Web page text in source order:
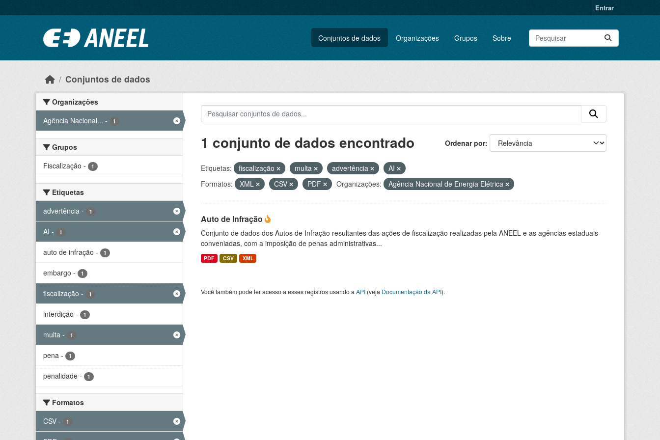
Entrar
Conjuntos de dados Organizações Grupos Sobre
Conjuntos de dados
Organizações
Agência Nacional... - 1
Grupos
Fiscalização - 1
Etiquetas
advertência - 1
AI - 1
auto de infração - 1
embargo - 1
fiscalização - 1
interdição - 1
multa - 1
pena - 1
penalidade - 1
Formatos
CSV - 1
Ordenar por
1 conjunto de dados encontrado
Etiquetas: fiscalização multa advertência
AI
Formatos:
XML CSV PDF Organizações: Agência Nacional de Energia Elétrica
Auto de Infração
Conjunto de dados dos Autos de Infração resultantes das ações de fiscalização realizadas pela ANEEL e as agências estaduais
conveniadas, com a imposição de penas administrativas...
PDF CSV XML
Você também pode ter acesso a esses registros usando a API(veja Documentação da API).